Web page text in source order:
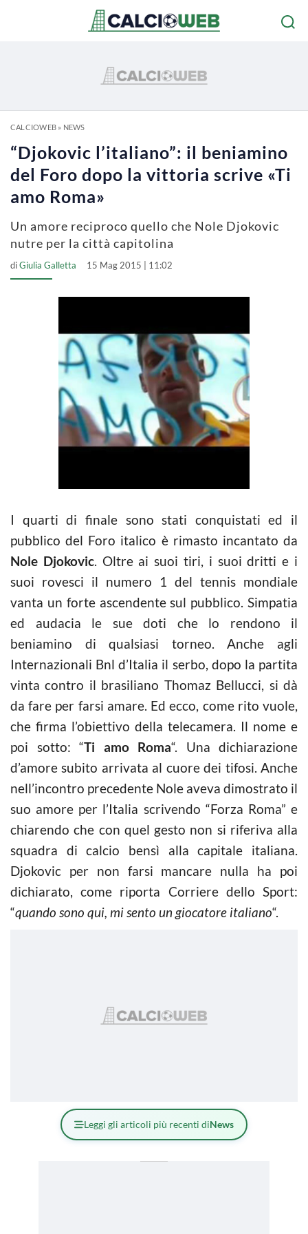
CALCIOWEB» NEWS
“Djokovic l’italiano”: il beniamino
del Foro dopo la vittoria scrive «Ti
amo Roma»
Un amore reciproco quello che Nole Djokovic
nutre per la città capitolina
diGiulia Galletta 15 Mag 2015 | 11:02
I quarti di finale sono stati conquistati ed il
pubblico del Foro italico è rimasto incantato da
Nole Djokovic. Oltre ai suoi tiri, i suoi dritti e i
suoi rovesci il numero 1 del tennis mondiale
vanta un forte ascendente sul pubblico. Simpatia
ed audacia le sue doti che lo rendono il
beniamino di qualsiasi torneo. Anche agli
Internazionali Bnl d’Italia il serbo, dopo la partita
vinta contro il brasiliano Thomaz Bellucci, si dà
da fare per farsi amare. Ed ecco, come rito vuole,
che firma l’obiettivo della telecamera. Il nome e
poi sotto: “Ti amo Roma“. Una dichiarazione
d’amore subito arrivata al cuore dei tifosi. Anche
nell’incontro precedente Nole aveva dimostrato il
suo amore per l’Italia scrivendo “Forza Roma” e
chiarendo che con quel gesto non si riferiva alla
squadra di calcio bensì alla capitale italiana.
Djokovic per non farsi mancare nulla ha poi
dichiarato, come riporta Corriere dello Sport:
“quando sono qui, mi sento un giocatore italiano“.
Leggi gli articoli più recenti diNews